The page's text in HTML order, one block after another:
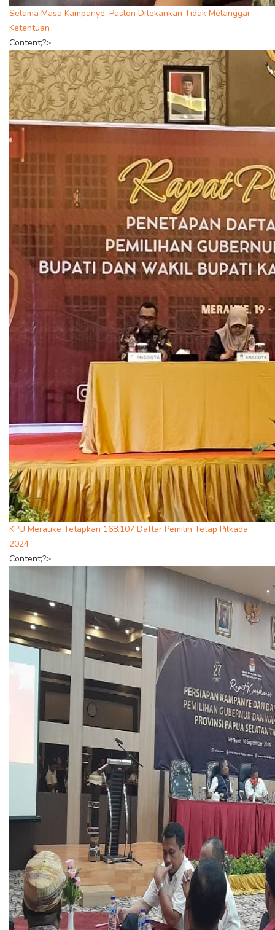
Selama Masa Kampanye, Paslon Ditekankan Tidak Melanggar
Ketentuan
Content;?>
KPU Merauke Tetapkan 168.107 Daftar Pemilih Tetap Pilkada
2024
Content;?>